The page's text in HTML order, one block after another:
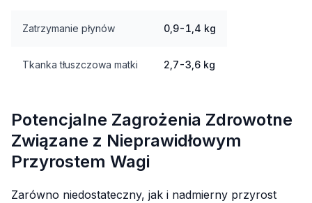
Zatrzymanie płynów 0,9-1,4 kg
Tkanka tłuszczowa matki 2,7-3,6 kg
Potencjalne Zagrożenia Zdrowotne
Związane z Nieprawidłowym
Przyrostem Wagi
Zarówno niedostateczny, jak i nadmierny przyrost